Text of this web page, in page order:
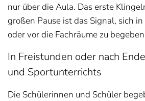
nur über die Aula. Das erste
großen Pause ist das Signal, sich
oder vor die Fachräume zu
In Freistunden oder nach
und Sportunterrichts
Die Schülerinnen und Schüler